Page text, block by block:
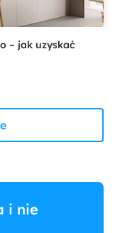
– jak uzyskać
i nie